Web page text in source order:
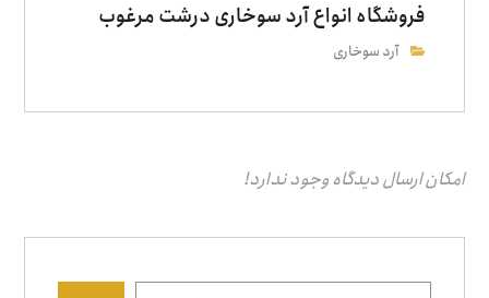
فروشگاه انواع آرد سوخاری درشت مرغوب
آرد سوخاری
امکان ارسال دیدگاه وجود ندارد!